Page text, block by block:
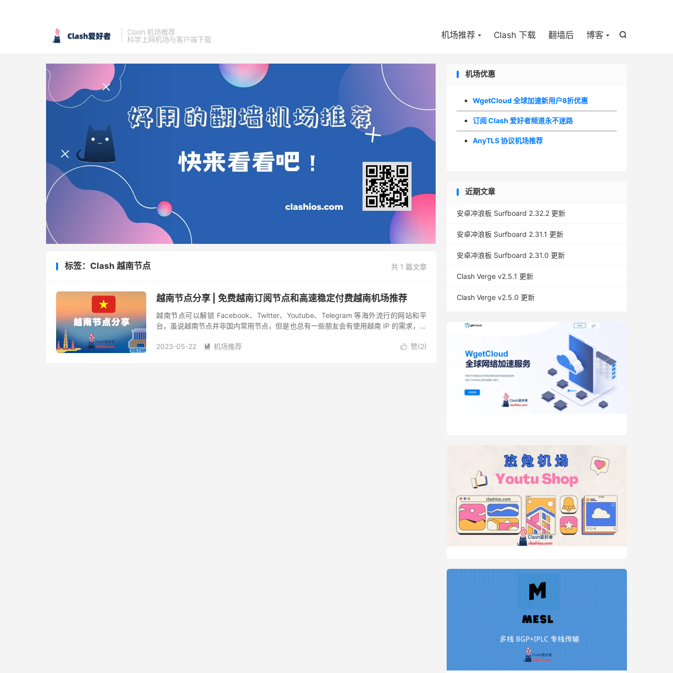
Clash 机场推荐
科学上网机场与客户端下载

机场推荐 Clash 下载 翻墙后 博客
共 1 篇文章
标签：Clash 越南节点
越南节点分享 | 免费越南订阅节点和高速稳定付费越南机场推荐
越南节点可以解锁 Facebook、Twitter、Youtube、Telegram 等海外流行的网站和平
台，虽说越南节点并非国内常用节点，但是也总有一些朋友会有使用越南 IP 的需求，所
 赞(2)
2023-05-22  机场推荐
机场优惠
WgetCloud 全球加速新用户8折优惠
订阅 Clash 爱好者频道永不迷路
AnyTLS 协议机场推荐
近期文章
安卓冲浪板 Surfboard 2.32.2 更新
安卓冲浪板 Surfboard 2.31.1 更新
安卓冲浪板 Surfboard 2.31.0 更新
Clash Verge v2.5.1 更新
Clash Verge v2.5.0 更新